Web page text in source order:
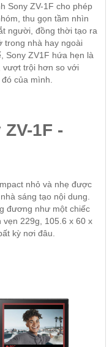
Sony ZV-1F cho phép
thu gọn tầm nhìn
người, đồng thời tạo ra
trong nhà hay ngoài
Sony ZV1F hứa hẹn là
vượt trội hơn so với
của mình.
1F -
nhỏ và nhẹ được
sáng tạo nội dung.
đương như một chiếc
229g, 105.6 x 60 x
kỳ nơi đâu.